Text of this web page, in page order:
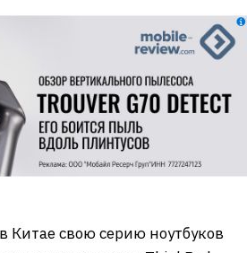
Китае свою серию ноутбуков